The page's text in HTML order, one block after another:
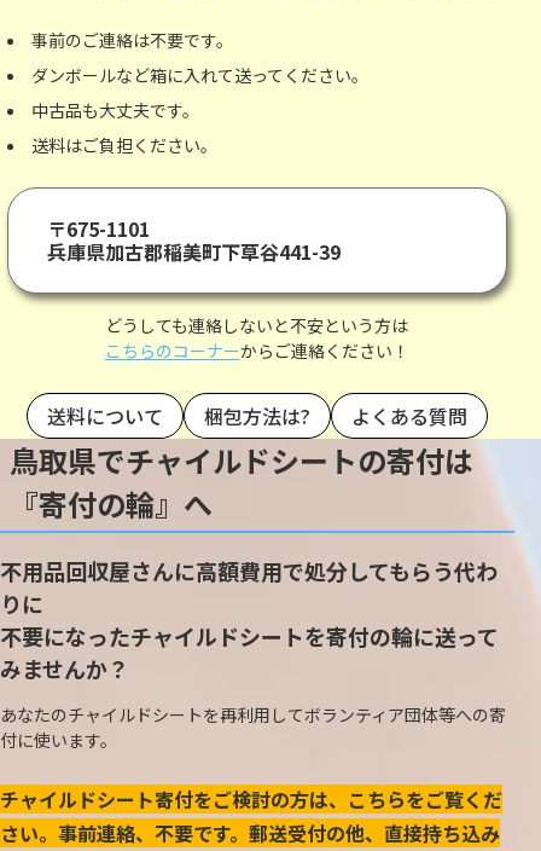
事前のご連絡は不要です。
ダンボールなど箱に入れて送ってください。
中古品も大丈夫です。
送料はご負担ください。
〒675-1101
兵庫県加古郡稲美町下草谷441-39
どうしても連絡しないと不安という方は
こちらのコーナーからご連絡ください！
送料について 梱包方法は? よくある質問
鳥取県でチャイルドシートの寄付は
『寄付の輪』へ
不用品回収屋さんに高額費用で処分してもらう代わ
りに
不要になったチャイルドシートを寄付の輪に送って
みませんか？
あなたのチャイルドシートを再利用してボランティア団体等への寄
付に使います。
チャイルドシート寄付をご検討の方は、こちらをご覧くだ
さい。事前連絡、不要です。郵送受付の他、直接持ち込み